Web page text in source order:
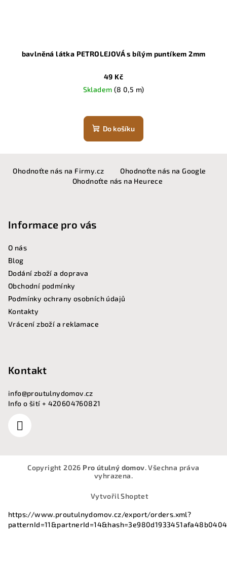
bavlněná látka PETROLEJOVÁ s bílým puntíkem 2mm
49 Kč
Skladem (8 0,5 m)
Do košíku
Ohodnoťte nás na Firmy.cz
Ohodnoťte nás na Google
Ohodnoťte nás na Heurece
Informace pro vás
O nás
Blog
Dodání zboží a doprava
Obchodní podmínky
Podmínky ochrany osobních údajů
Kontakty
Vrácení zboží a reklamace
Kontakt
info@proutulnydomov.cz
Info o šití + 420604760821
Copyright 2026 Pro útulný domov. Všechna práva
vyhrazena.
Vytvořil Shoptet
https://www.proutulnydomov.cz/export/orders.xml?